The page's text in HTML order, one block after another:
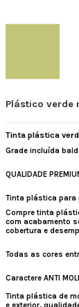
Plástico verde
Tinta plástica
Grade incluída
QUALIDADE
Tinta plástica para
Compre tinta
com acabamento
cobertura e
Todas as cores
Caractere ANTI
Tinta plástica de
e exterior,